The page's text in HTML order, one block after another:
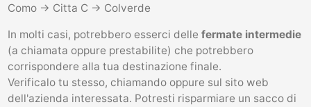
Como -> Citta C -> Colverde
In molti casi, potrebbero esserci delle fermate intermedie
(a chiamata oppure prestabilite) che potrebbero
corrispondere alla tua destinazione finale.
Verificalo tu stesso, chiamando oppure sul sito web
dell'azienda interessata. Potresti risparmiare un sacco di